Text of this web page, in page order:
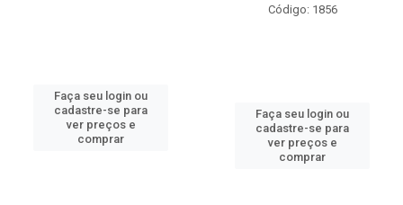
Faça seu login ou
cadastre-se para
ver preços e
comprar
Código: 1856
Faça seu login ou
cadastre-se para
ver preços e
comprar